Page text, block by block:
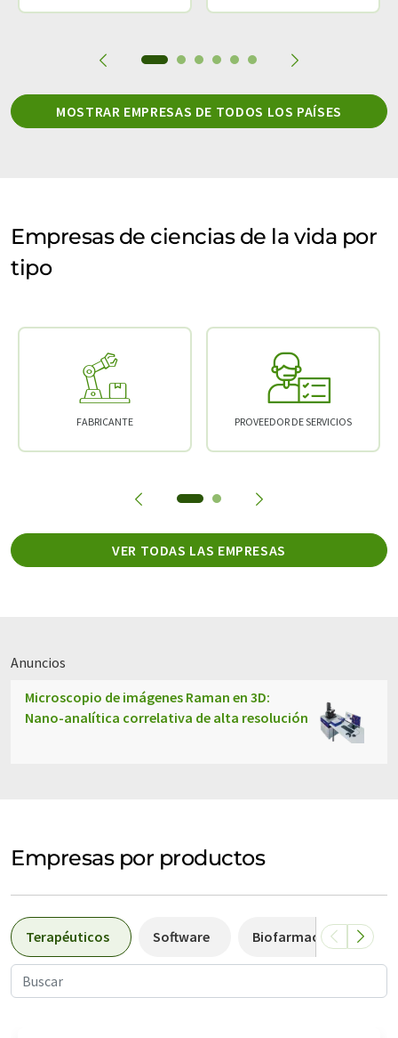
MOSTRAR EMPRESAS DE TODOS LOS PAÍSES
Empresas de ciencias de la vida por
tipo
FABRICANTE PROVEEDOR DE SERVICIOS
VER TODAS LAS EMPRESAS
Anuncios
Microscopio de imágenes Raman en 3D:
Nano-analítica correlativa de alta resolución
Empresas por productos
Terapéuticos Software Biofarmacéuticas